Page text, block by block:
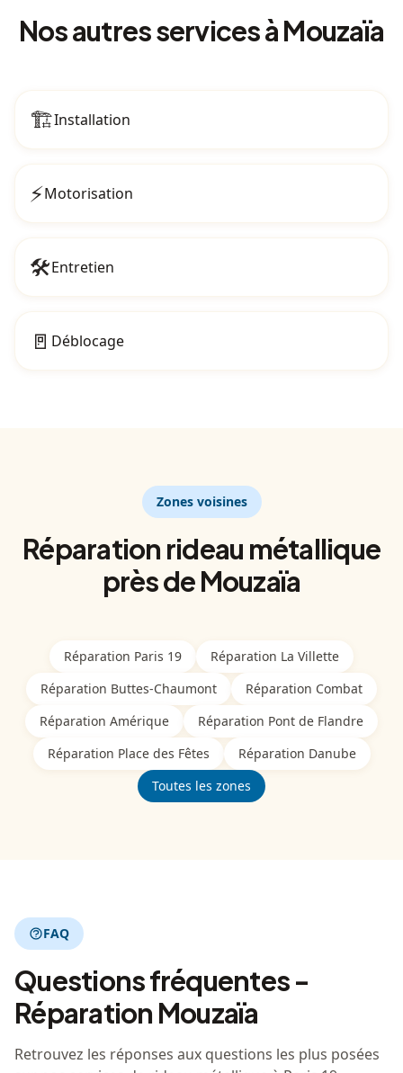
Nos autres servicesà Mouzaïa
🏗️Installation
⚡Motorisation
🛠️Entretien
🚪 Déblocage
Zones voisines
Réparation rideau métallique
près deMouzaïa
Réparation Paris 19 Réparation La Villette
Réparation Buttes-Chaumont Réparation Combat
Réparation Amérique Réparation Pont de Flandre
Réparation Place des Fêtes Réparation Danube
Toutes les zones
FAQ
Questions fréquentes -
Réparation Mouzaïa
Retrouvez les réponses aux questions les plus posées